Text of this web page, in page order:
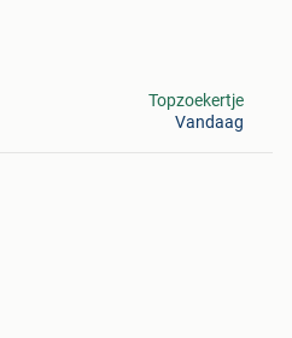
Topzoekertje
Vandaag